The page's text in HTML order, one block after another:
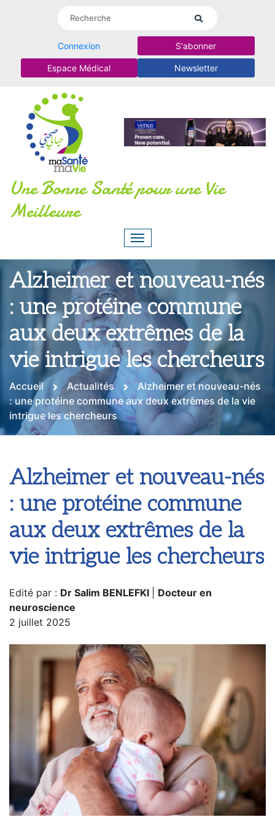
Connexion S'abonner
Espace Médical Newsletter
Une Bonne Santé pour une Vie
Meilleure
Alzheimer et nouveau-nés
: une protéine commune
aux deux extrêmes de la
vie intrigue les chercheurs
Accueil Actualités
Alzheimer et nouveau-nés
: une protéine commune aux deux extrêmes de la vie
intrigue les chercheurs
Alzheimer et nouveau-nés
: une protéine commune
aux deux extrêmes de la
vie intrigue les chercheurs
Edité par : Dr Salim BENLEFKI
Docteur en
neuroscience
2 juillet 2025